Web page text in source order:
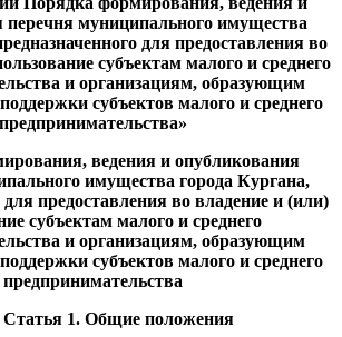
перечня муниципального имущества
для предоставления во
субъектам малого и среднего
и организациям, образующим
субъектов малого и среднего
предпринимательства»
ведения и опубликования
имущества города Кургана,
для предоставления во владение и (или)
субъектам малого и среднего
и организациям, образующим
субъектов малого и среднего
предпринимательства
Статья 1. Общие положения